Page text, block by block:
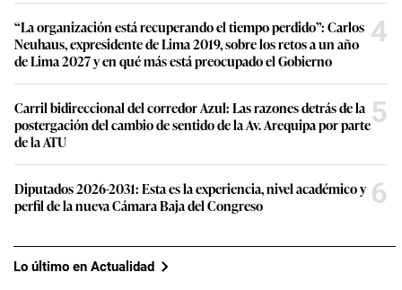
“La organización está recuperando el tiempo perdido”: Carlos
Neuhaus, expresidente de Lima 2019, sobre los retos a un año
de Lima 2027 y en qué más está preocupado el Gobierno
4
Carril bidireccional del corredor Azul: Las razones detrás de la
postergación del cambio de sentido de la Av. Arequipa por parte
de la ATU
5
Diputados 2026-2031: Esta es la experiencia, nivel académico y
perfil de la nueva Cámara Baja del Congreso
6
Lo último en Actualidad